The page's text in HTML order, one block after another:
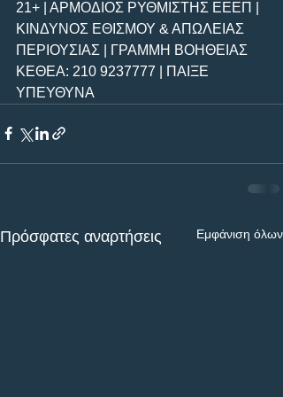
21+ | ΑΡΜΟΔΙΟΣ ΡΥΘΜΙΣΤΗΣ ΕΕΕΠ |
ΚΙΝΔΥΝΟΣ ΕΘΙΣΜΟΥ & ΑΠΩΛΕΙΑΣ
ΠΕΡΙΟΥΣΙΑΣ | ΓΡΑΜΜΗ ΒΟΗΘΕΙΑΣ
ΚΕΘΕΑ: 210 9237777 | ΠΑΙΞΕ
ΥΠΕΥΘΥΝΑ
Πρόσφατες αναρτήσεις Εμφάνιση όλων